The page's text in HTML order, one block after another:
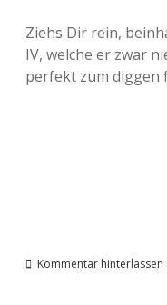
Ziehs Dir rein,
IV, welche er zwar
perfekt zum diggen
Kommentar hinterlassen